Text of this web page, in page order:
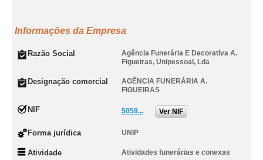
Informações da Empresa
Razão Social
Agência Funerária E Decorativa A.
Figueiras, Unipessoal, Lda
Designação comercial
AGÊNCIA FUNERÁRIA A.
FIGUEIRAS
NIF 5059... Ver NIF
Forma jurídica UNIP
Atividade Atividades funerárias e conexas